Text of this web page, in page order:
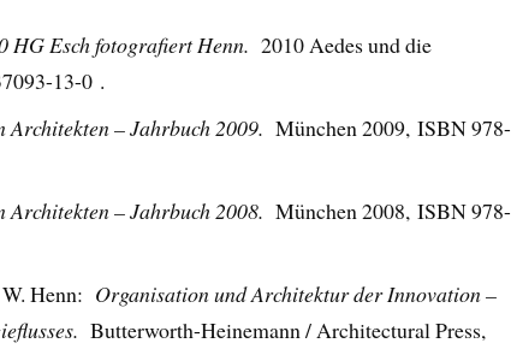
HG Esch fotografiert Henn. 2010 Aedes und die
13-0 .
Architekten – Jahrbuch 2009. München 2009, ISBN 978-
Architekten – Jahrbuch 2008. München 2008, ISBN 978-
Henn: Organisation und Architektur der Innovation –
Butterworth-Heinemann / Architectural Press,